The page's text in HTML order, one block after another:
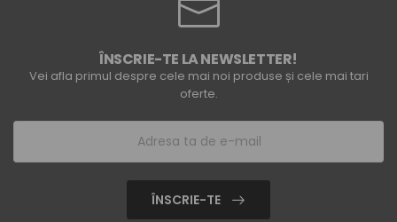
ÎNSCRIE-TE LA NEWSLETTER!
Vei afla primul despre cele mai noi produse și cele mai tari
oferte.
ÎNSCRIE-TE